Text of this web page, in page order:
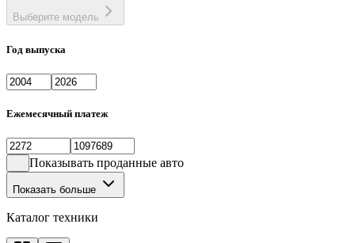
Выберите модель
Год выпуска
Ежемесячный платеж
Показывать проданные авто
Показать больше
Каталог техники